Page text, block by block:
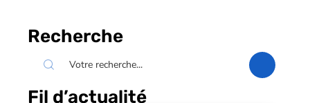
Recherche
Fil d’actualité